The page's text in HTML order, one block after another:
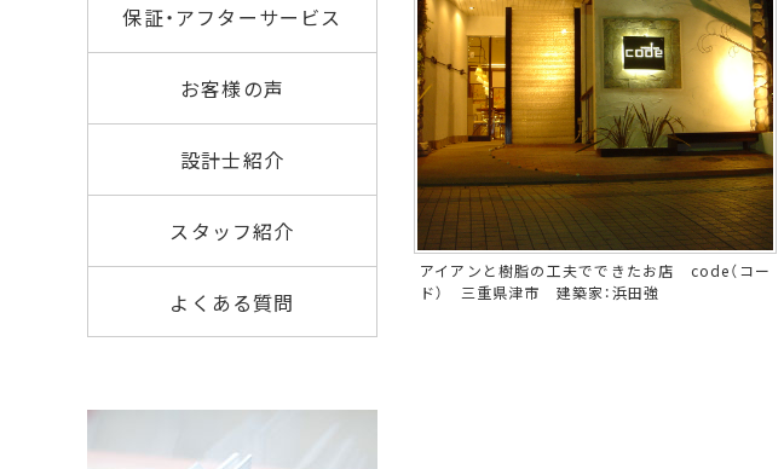
保証・アフターサービス
お客様の声
設計士紹介
スタッフ紹介
よくある質問
アイアンと樹脂の工夫でできたお店 code（コー
ド） 三重県津市 建築家：浜田強